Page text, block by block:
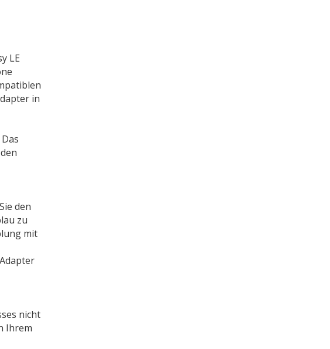
LE
in
den
zu
mit
nicht
Ihrem